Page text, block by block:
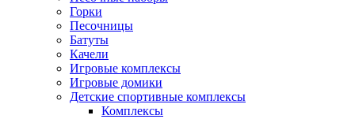
Горки
Песочницы
Батуты
Качели
Игровые комплексы
Игровые домики
Детские спортивные комплексы
Комплексы